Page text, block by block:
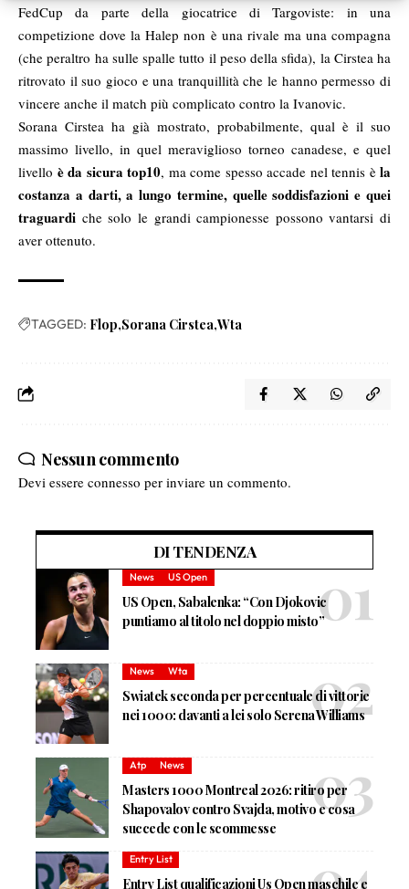
FedCup da parte della giocatrice di Targoviste: in una
competizione dove la Halep non è una rivale ma una compagna
(che peraltro ha sulle spalle tutto il peso della sfida), la Cirstea ha
ritrovato il suo gioco e una tranquillità che le hanno permesso di
vincere anche il match più complicato contro la Ivanovic.
Sorana Cirstea ha già mostrato, probabilmente, qual è il suo
massimo livello, in quel meraviglioso torneo canadese, e quel
livello è da sicura top10, ma come spesso accade nel tennis è la
costanza a darti, a lungo termine, quelle soddisfazioni e quei
traguardi che solo le grandi campionesse possono vantarsi di
aver ottenuto.
TAGGED: Flop Sorana Cirstea Wta
Nessun commento
Devi essere connesso per inviare un commento.
DI TENDENZA
News US Open
US Open, Sabalenka: “Con Djokovic
puntiamo al titolo nel doppio misto”
News Wta
Swiatek seconda per percentuale di vittorie
nei 1000: davanti a lei solo Serena Williams
Atp News
Masters 1000 Montreal 2026: ritiro per
Shapovalov contro Svajda, motivo e cosa
succede con le scommesse
Entry List
Entry List qualificazioni Us Open maschile e